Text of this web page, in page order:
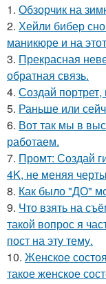
1. Обзорчик на
2. Хейли бибер
маникюре и на
3. Прекрасная
обратная связь.
4. Создай
5. Раньше или
6. Вот так мы в
работаем.
7. Промт: Создай
4K, не меняя
8. Как было "ДО"
9. Что взять на
такой вопрос я
пост на эту тему.
10. Женское
такое женское